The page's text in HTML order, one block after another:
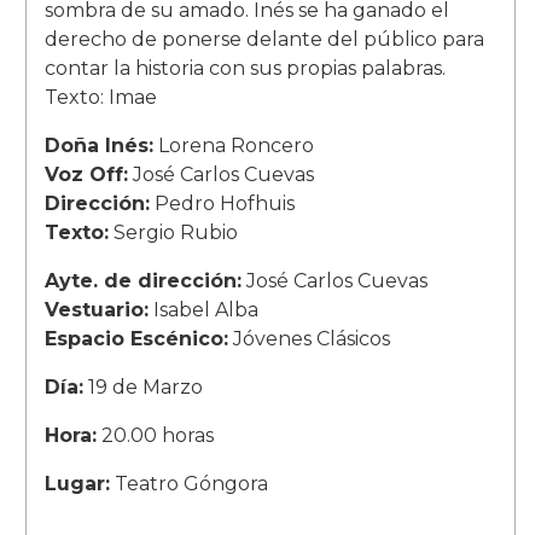
sombra de su amado. Inés se ha ganado el
derecho de ponerse delante del público para
contar la historia con sus propias palabras.
Texto: Imae
Doña Inés:Lorena Roncero
Voz Off:José Carlos Cuevas
Dirección:Pedro Hofhuis
Texto:Sergio Rubio
Ayte. de dirección:José Carlos Cuevas
Vestuario:Isabel Alba
Espacio Escénico:Jóvenes Clásicos
Día:19 de Marzo
Hora:20.00 horas
Lugar:Teatro Góngora